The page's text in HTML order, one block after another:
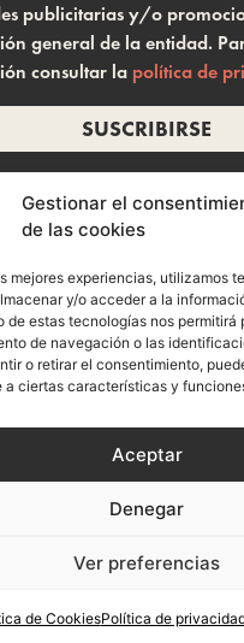
Gestionar el
de las cookies
mejores experiencias, utilizamos
y/o acceder a la
de estas tecnologías nos permitirá
de navegación o las
o retirar el consentimiento,
a ciertas características y
Aceptar
Denegar
Ver preferencias
de CookiesPolítica de
publicitarias y/o
general de la entidad.
consultar la política de
SUSCRIBIRSE
info@ramonzelada.com
instagram